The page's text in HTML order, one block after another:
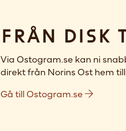
Från
Via Ostogram.se kan ni
direkt från Norins Ost hem
Gå till Ostogram.se